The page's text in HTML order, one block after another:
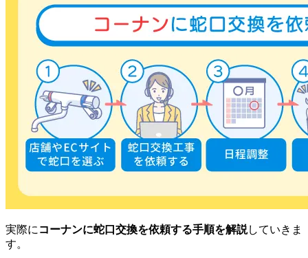
実際に コーナンに蛇口交換を依頼する手順を解説していきま
す。